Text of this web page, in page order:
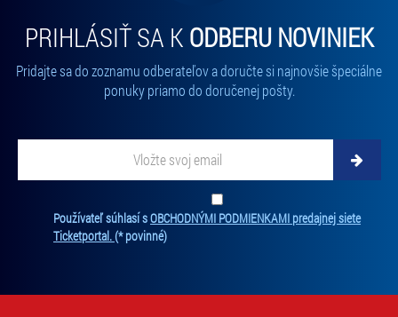
PRIHLÁSIŤ SA K ODBERU NOVINIEK
Pridajte sa do zoznamu odberateľov a doručte si najnovšie špeciálne
ponuky priamo do doručenej pošty.
Používateľ súhlasí sOBCHODNÝMI PODMIENKAMI predajnej siete
Ticketportal.(* povinné)